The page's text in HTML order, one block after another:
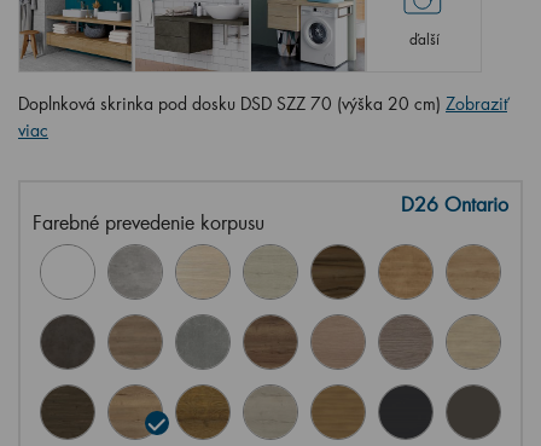
ďalší
Doplnková skrinka pod dosku DSD SZZ 70 (výška 20 cm) Zobraziť
viac
Farebné prevedenie korpusu
D26 Ontario